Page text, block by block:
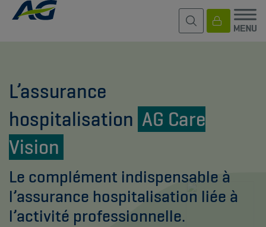
L’assurance
hospitalisation AG Care
Vision
Le complément indispensable à
l’assurance hospitalisation liée à
l’activité professionnelle.